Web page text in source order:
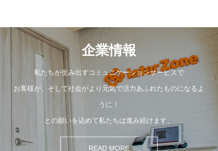
企業情報
私たちが生み出すコミュニケーションサービスで
お客様が、そして社会がより元気で活力あふれたものになるよ
うに！
との願いを込めて私たちは進み続けます。
READ MORE